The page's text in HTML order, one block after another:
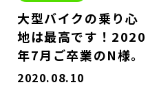
大型バイクの乗り心
地は最高です！2020
年7月ご卒業のN様。
2020.08.10